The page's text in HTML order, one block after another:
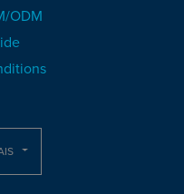
ODM